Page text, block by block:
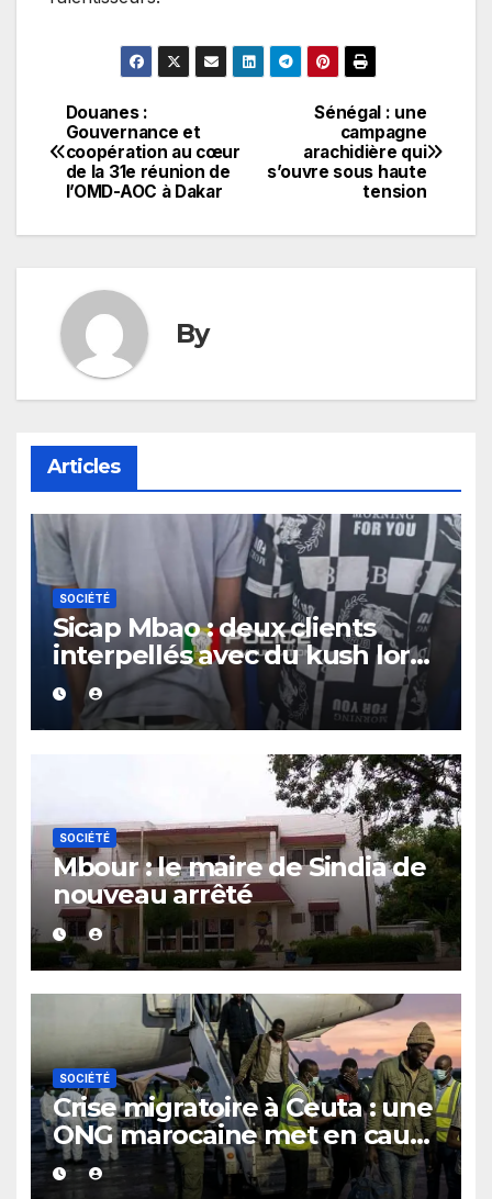
Navigation
de
Sénégal : une
campagne
arachidière qui
s’ouvre sous haute
tension
Douanes :
Gouvernance et
coopération au cœur
de la 31e réunion de
l’OMD-AOC à Dakar
By
Articles
SOCIÉTÉ
Sicap Mbao : deux clients
interpellés avec du kush lors
d’un contrôle de police dans
un bar
SOCIÉTÉ
Mbour : le maire de Sindia de
nouveau arrêté
SOCIÉTÉ
Crise migratoire à Ceuta : une
ONG marocaine met en cause
les responsabilités de Rabat
et de Madrid